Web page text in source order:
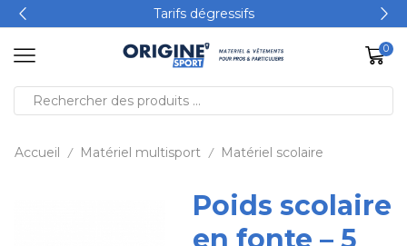
Tarifs dégressifs
0
Accueil / Matériel multisport / Matériel scolaire
Poids scolaire